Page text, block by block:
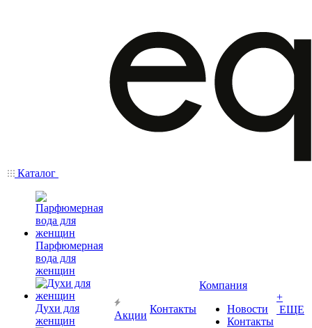
Каталог
Парфюмерная
вода для
женщин
Духи для
женщин
Акции
Контакты
Компания
Новости
Контакты
+
ЕЩЕ